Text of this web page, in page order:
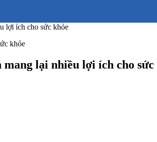
lợi ích cho sức khỏe
lại nhiều lợi ích cho sức